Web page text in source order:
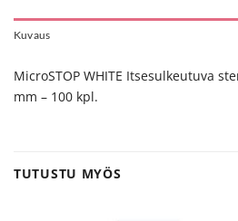
Kuvaus
MicroSTOP WHITE Itsesulkeutuva
mm – 100 kpl.
TUTUSTU MYÖS